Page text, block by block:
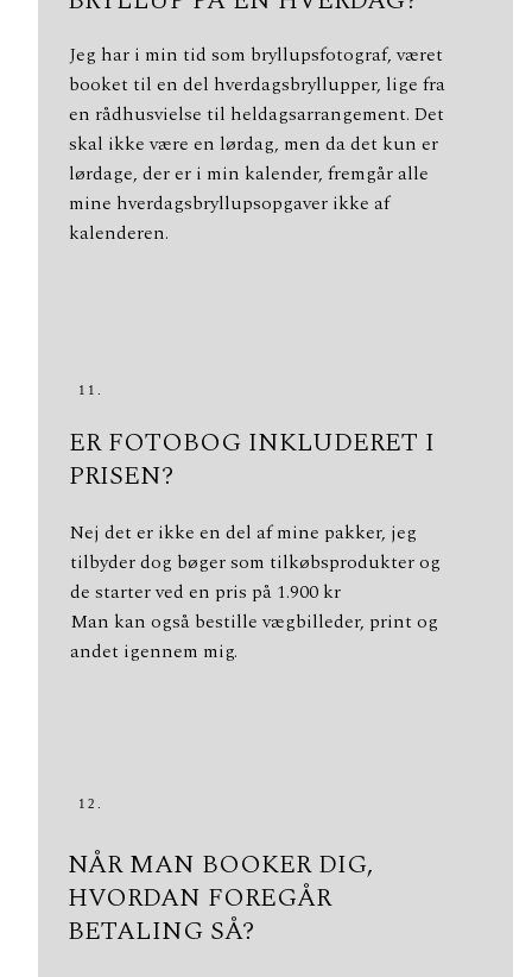
Jeg har i min tid som bryllupsfotograf, været
booket til en del hverdagsbryllupper, lige fra
en rådhusvielse til heldagsarrangement. Det
skal ikke være en lørdag, men da det kun er
lørdage, der er i min kalender, fremgår alle
mine hverdagsbryllupsopgaver ikke af
kalenderen.
11.
ER FOTOBOG INKLUDERET I
PRISEN?
Nej det er ikke en del af mine pakker, jeg
tilbyder dog bøger som tilkøbsprodukter og
de starter ved en pris på 1.900 kr
Man kan også bestille vægbilleder, print og
andet igennem mig.
12.
NÅR MAN BOOKER DIG,
HVORDAN FOREGÅR
BETALING SÅ?